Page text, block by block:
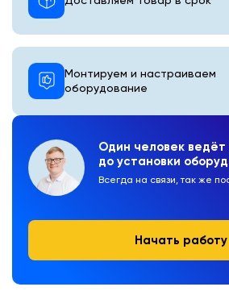
Один человек ведёт
до установки
Всегда на связи, так же
Начать работу
Монтируем и настраиваем
оборудование